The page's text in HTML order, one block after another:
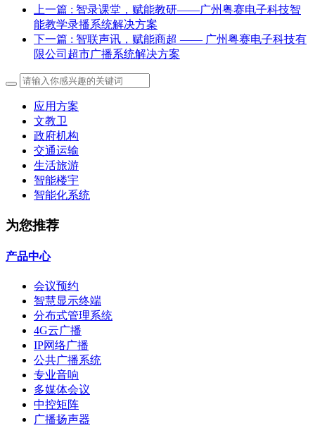
上一篇 : 智录课堂，赋能教研——广州粤赛电子科技智
能教学录播系统解决方案
下一篇 : 智联声讯，赋能商超 —— 广州粤赛电子科技有
限公司超市广播系统解决方案
应用方案
文教卫
政府机构
交通运输
生活旅游
智能楼宇
智能化系统
为您推荐
产品中心
会议预约
智慧显示终端
分布式管理系统
4G云广播
IP网络广播
公共广播系统
专业音响
多媒体会议
中控矩阵
广播扬声器